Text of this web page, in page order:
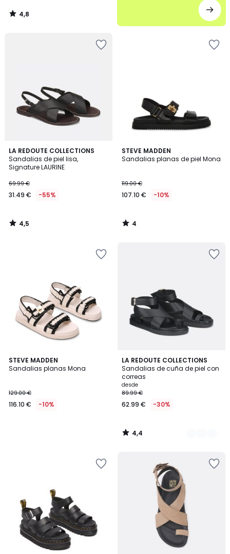
4,8
/
LA REDOUTE COLLECTIONS
Sandalias de piel lisa,
Signature LAURINE
69.99 €
31.49 € -55%
4,5
/ 5
4,5
/
STEVE MADDEN
Sandalias planas de piel Mona
119.00 €
107.10 € -10%
4
/
4
/
STEVE MADDEN
Sandalias planas Mona
129.00 €
116.10 € -10%
LA REDOUTE COLLECTIONS
Sandalias de cuña de piel con
correas
desde
89.99 €
62.99 € -30%
4,4
/ 5
2
Colores
4,4
/